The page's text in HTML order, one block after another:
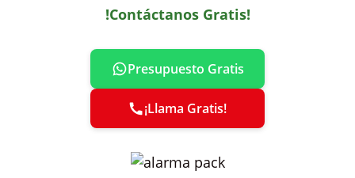
!Contáctanos Gratis!
Presupuesto Gratis
¡Llama Gratis!